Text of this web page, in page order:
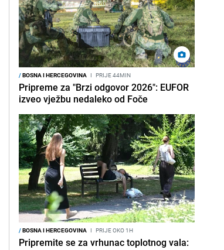
/BOSNA I HERCEGOVINA I PRIJE 44MIN
Pripreme za "Brzi odgovor 2026": EUFOR
izveo vježbu nedaleko od Foče
/BOSNA I HERCEGOVINA I PRIJE OKO 1H
Pripremite se za vrhunac toplotnog vala: